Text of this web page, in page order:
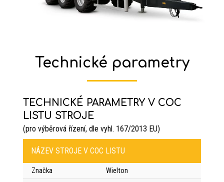
Technické parametry
TECHNICKÉ PARAMETRY V COC
LISTU STROJE
(pro výběrová řízení, dle vyhl. 167/2013 EU)
NÁZEV STROJE V COC LISTU
Značka
Wielton